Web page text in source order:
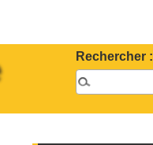
Rechercher :